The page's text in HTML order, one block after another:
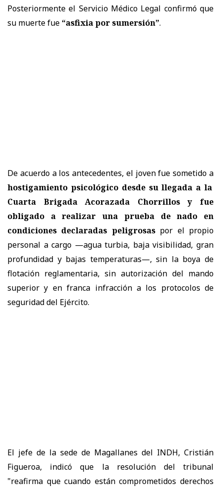
Posteriormente el Servicio Médico Legal confirmó que
su muerte fue “asfixia por sumersión”.
De acuerdo a los antecedentes, el joven fue sometido a
hostigamiento psicológico desde su llegada a la
Cuarta Brigada Acorazada Chorrillos y fue
obligado a realizar una prueba de nado en
condiciones declaradas peligrosaspor el propio
personal a cargo —agua turbia, baja visibilidad, gran
profundidad y bajas temperaturas—, sin la boya de
flotación reglamentaria, sin autorización del mando
superior y en franca infracción a los protocolos de
seguridad del Ejército.
El jefe de la sede de Magallanes del INDH, Cristián
Figueroa, indicó que la resolución del tribunal
"reafirma que cuando están comprometidos derechos